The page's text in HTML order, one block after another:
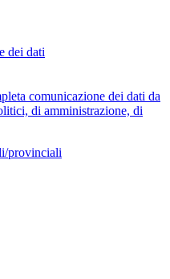
dei dati
comunicazione dei dati da
di amministrazione, di
provinciali